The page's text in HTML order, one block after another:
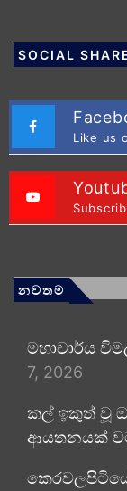
SOCIAL
Like us
නවතම
මහාචාර්ය
7, 2026
කල් ඉකුත් වූ
ආයතනයක්